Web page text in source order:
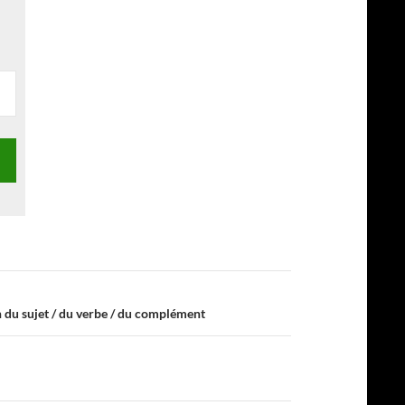
sujet / du verbe / du complément